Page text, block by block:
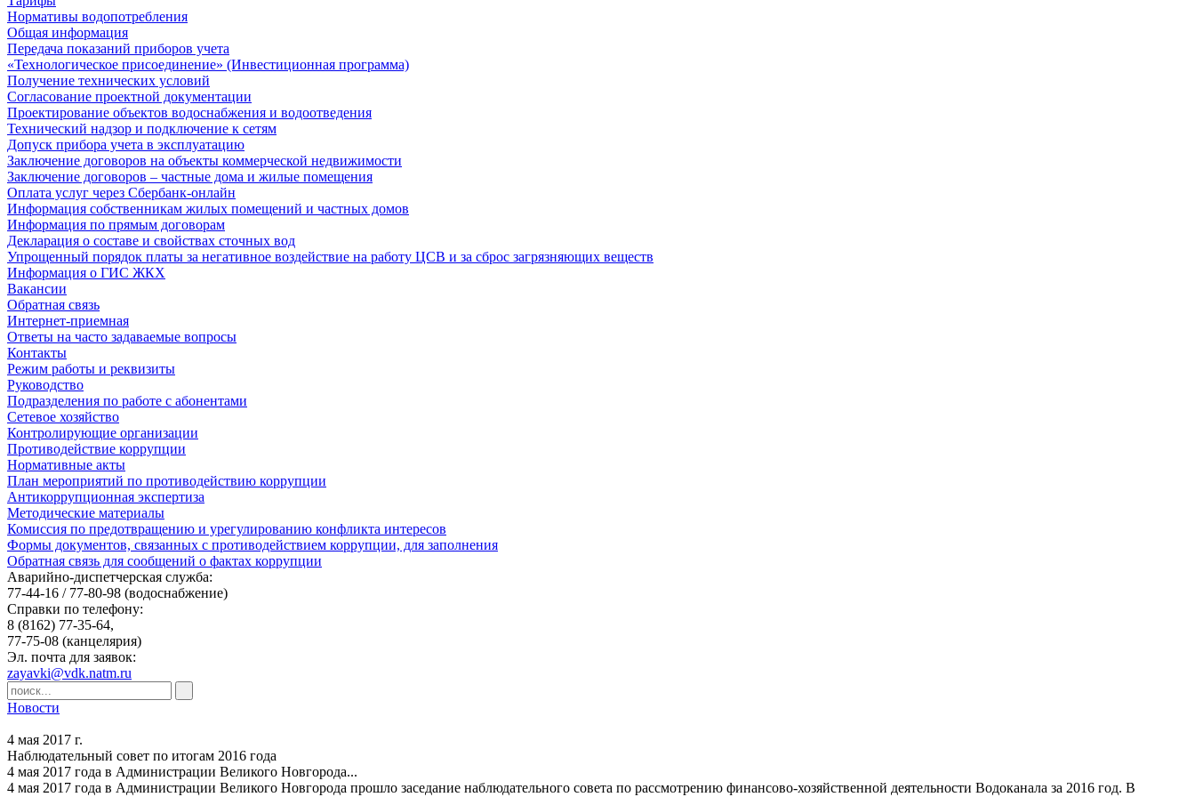
Нормативы водопотребления
Общая информация
Передача показаний приборов учета
«Технологическое присоединение» (Инвестиционная программа)
Получение технических условий
Согласование проектной документации
Проектирование объектов водоснабжения и водоотведения
Технический надзор и подключение к сетям
Допуск прибора учета в эксплуатацию
Заключение договоров на объекты коммерческой недвижимости
Заключение договоров – частные дома и жилые помещения
Оплата услуг через Сбербанк-онлайн
Информация собственникам жилых помещений и частных домов
Информация по прямым договорам
Декларация о составе и свойствах сточных вод
Упрощенный порядок платы за негативное воздействие на работу ЦСВ и за сброс загрязняющих веществ
Информация о ГИС ЖКХ
Вакансии
Обратная связь
Интернет-приемная
Ответы на часто задаваемые вопросы
Контакты
Режим работы и реквизиты
Руководство
Подразделения по работе с абонентами
Сетевое хозяйство
Контролирующие организации
Противодействие коррупции
Нормативные акты
План мероприятий по противодействию коррупции
Антикоррупционная экспертиза
Методические материалы
Комиссия по предотвращению и урегулированию конфликта интересов
Формы документов, связанных с противодействием коррупции, для заполнения
Обратная связь для сообщений о фактах коррупции
Аварийно-диспетчерская служба:
77-44-16 / 77-80-98 (водоснабжение)
Справки по телефону:
8 (8162) 77-35-64,
77-75-08 (канцелярия)
Эл. почта для заявок:
zayavki@vdk.natm.ru
Новости
4 мая 2017 г.
Наблюдательный совет по итогам 2016 года
4 мая 2017 года в Администрации Великого Новгорода...
4 мая 2017 года в Администрации Великого Новгорода прошло заседание наблюдательного совета по рассмотрению финансово-хозяйственной деятельности Водоканала за 2016 год. В